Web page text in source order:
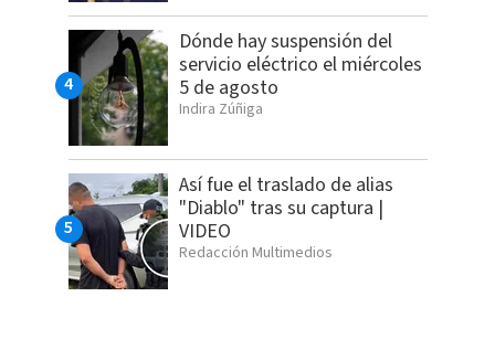
Dónde hay suspensión del
servicio eléctrico el miércoles
5 de agosto
Indira Zúñiga
Así fue el traslado de alias
"Diablo" tras su captura |
VIDEO
Redacción Multimedios